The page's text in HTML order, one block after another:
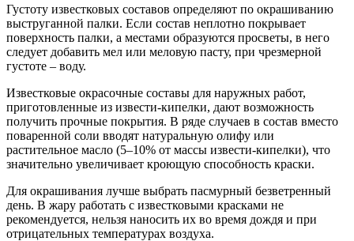
Густоту известковых составов определяют по окрашиванию
выструганной палки. Если состав неплотно покрывает
поверхность палки, а местами образуются просветы, в него
следует добавить мел или меловую пасту, при чрезмерной
густоте – воду.
Известковые окрасочные составы для наружных работ,
приготовленные из извести-кипелки, дают возможность
получить прочные покрытия. В ряде случаев в состав вместо
поваренной соли вводят натуральную олифу или
растительное масло (5–10% от массы извести-кипелки), что
значительно увеличивает кроющую способность краски.
Для окрашивания лучше выбрать пасмурный безветренный
день. В жару работать с известковыми красками не
рекомендуется, нельзя наносить их во время дождя и при
отрицательных температурах воздуха.